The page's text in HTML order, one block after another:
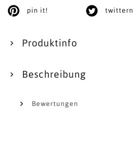
pin it! twittern
Produktinfo
Beschreibung
Bewertungen